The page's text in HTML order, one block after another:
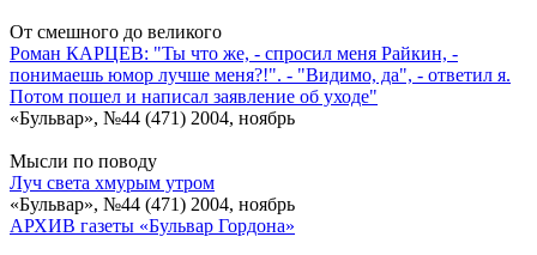
От смешного до великого
Роман КАРЦЕВ: "Ты что же, - спросил меня Райкин, -
понимаешь юмор лучше меня?!". - "Видимо, да", - ответил я.
Потом пошел и написал заявление об уходе"
«Бульвар», №44 (471) 2004, ноябрь
Мысли по поводу
Луч света хмурым утром
«Бульвар», №44 (471) 2004, ноябрь
АРХИВ газеты «Бульвар Гордона»